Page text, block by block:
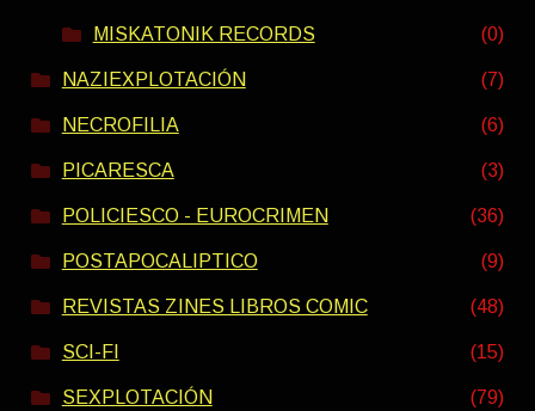
MISKATONIK RECORDS (0)
NAZIEXPLOTACIÓN (7)
NECROFILIA (6)
PICARESCA (3)
POLICIESCO - EUROCRIMEN (36)
POSTAPOCALIPTICO (9)
REVISTAS ZINES LIBROS COMIC (48)
SCI-FI (15)
SEXPLOTACIÓN (79)